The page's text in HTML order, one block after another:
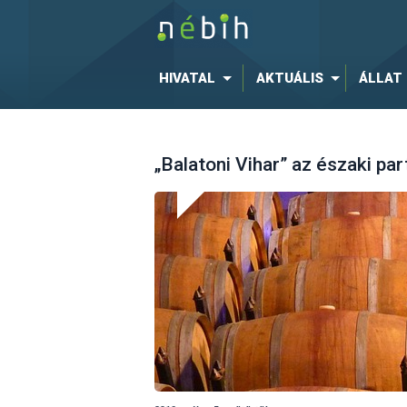
HIVATAL AKTUÁLIS ÁLLAT
„Balatoni Vihar” az északi